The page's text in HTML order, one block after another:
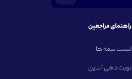
راهنمای مراجعین
لیست بیمه ها
نوبت دهی آنلاین